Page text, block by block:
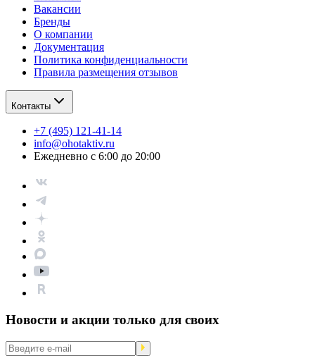
Вакансии
Бренды
О компании
Документация
Политика конфиденциальности
Правила размещения отзывов
Контакты
+7 (495) 121-41-14
info@ohotaktiv.ru
Ежедневно с 6:00 до 20:00
Новости и акции только для своих